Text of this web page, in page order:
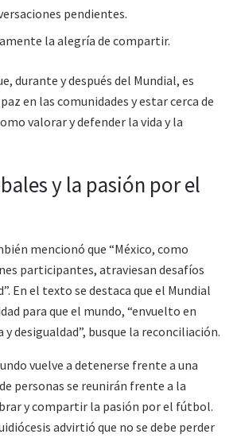
pendientes.
la alegría de compartir.
durante y después del Mundial, es
en las comunidades y estar cerca de
valorar y defender la vida y la
y la pasión por el
mencionó que “México, como
participantes, atraviesan desafíos
En el texto se destaca que el Mundial
para que el mundo, “envuelto en
y desigualdad”, busque la reconciliación.
vuelve a detenerse frente a una
personas se reunirán frente a la
y compartir la pasión por el fútbol.
advirtió que no se debe perder